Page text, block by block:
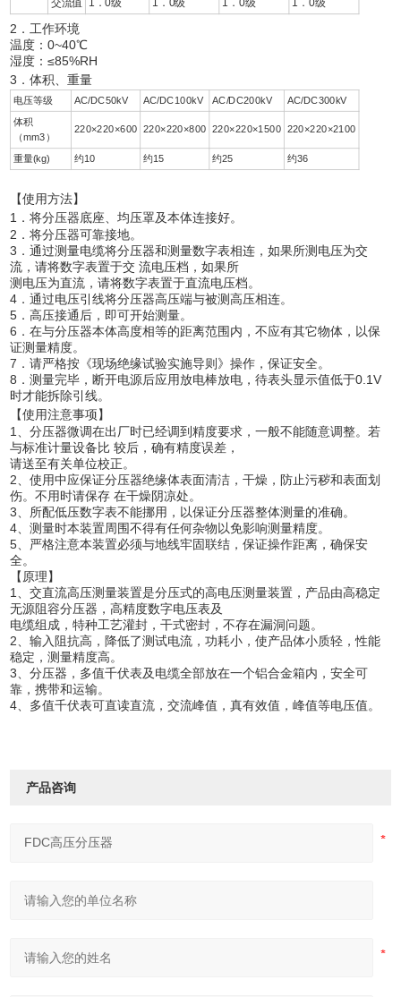
交流值 1．0级 1．0级 1．0级 1．0级
2．工作环境
温度：0~40℃
湿度：≤85%RH
3．体积、重量
电压等级 AC/DC50kV AC/DC100kV AC/DC200kV AC/DC300kV
体积
（mm3）
220×220×600 220×220×800 220×220×1500 220×220×2100
重量(kg) 约10 约15 约25 约36
【使用方法】
1．将分压器底座、均压罩及本体连接好。
2．将分压器可靠接地。
3．通过测量电缆将分压器和测量数字表相连，如果所测电压为交
流，请将数字表置于交 流电压档，如果所
测电压为直流，请将数字表置于直流电压档。
4．通过电压引线将分压器高压端与被测高压相连。
5．高压接通后，即可开始测量。
6．在与分压器本体高度相等的距离范围内，不应有其它物体，以保
证测量精度。
7．请严格按《现场绝缘试验实施导则》操作，保证安全。
8．测量完毕，断开电源后应用放电棒放电，待表头显示值低于0.1V
时才能拆除引线。
【使用注意事项】
1、分压器微调在出厂时已经调到精度要求，一般不能随意调整。若
与标准计量设备比 较后，确有精度误差，
请送至有关单位校正。
2、使用中应保证分压器绝缘体表面清洁，干燥，防止污秽和表面划
伤。不用时请保存 在干燥阴凉处。
3、所配低压数字表不能挪用，以保证分压器整体测量的准确。
4、测量时本装置周围不得有任何杂物以免影响测量精度。
5、严格注意本装置必须与地线牢固联结，保证操作距离，确保安
全。
【 原理】
1、交直流高压测量装置是分压式的高电压测量装置，产品由高稳定
无源阻容分压器，高精度数字电压表及
电缆组成，特种工艺灌封，干式密封，不存在漏洞问题。
2、输入阻抗高，降低了测试电流，功耗小，使产品体小质轻，性能
稳定，测量精度高。
3、分压器，多值千伏表及电缆全部放在一个铝合金箱内，安全可
靠，携带和运输。
4、多值千伏表可直读直流，交流峰值，真有效值，峰值等电压值。
产品咨询